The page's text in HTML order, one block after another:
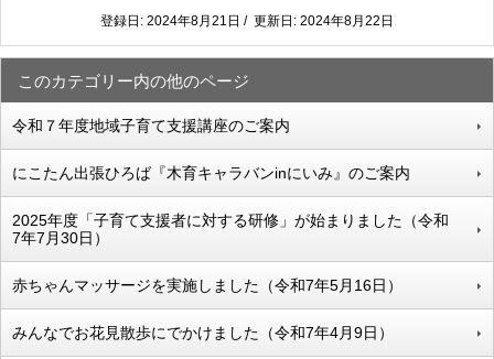
登録日: 2024年8月21日 / 更新日: 2024年8月22日
このカテゴリー内の他のページ
令和７年度地域子育て支援講座のご案内
にこたん出張ひろば『木育キャラバンinにいみ』のご案内
2025年度「子育て支援者に対する研修」が始まりました（令和
7年7月30日）
赤ちゃんマッサージを実施しました（令和7年5月16日）
みんなでお花見散歩にでかけました（令和7年4月9日）